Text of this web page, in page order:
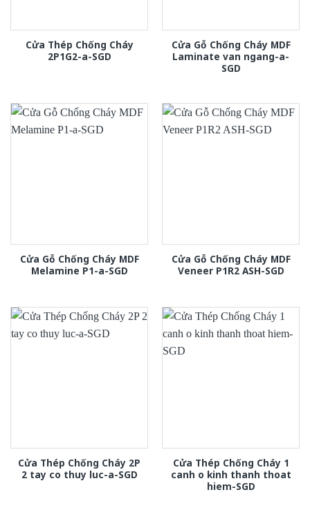
Cửa Thép Chống Cháy
2P1G2-a-SGD
Cửa Gỗ Chống Cháy MDF
Laminate van ngang-a-
SGD
Cửa Gỗ Chống Cháy MDF
Melamine P1-a-SGD
Cửa Gỗ Chống Cháy MDF
Veneer P1R2 ASH-SGD
Cửa Thép Chống Cháy 2P
2 tay co thuy luc-a-SGD
Cửa Thép Chống Cháy 1
canh o kinh thanh thoat
hiem-SGD